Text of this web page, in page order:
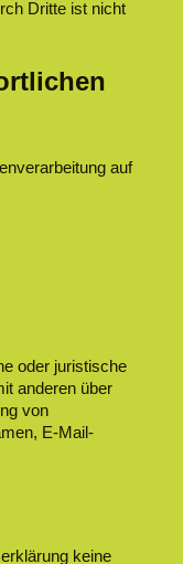
Dritte ist nicht
auf
oder juristische
anderen über
von
E-Mail-
keine